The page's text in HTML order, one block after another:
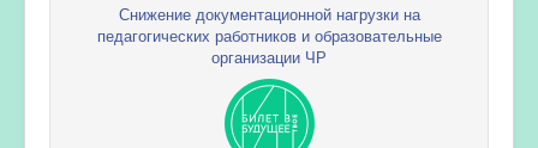
Снижение документационной нагрузки на
педагогических работников и образовательные
организации ЧР